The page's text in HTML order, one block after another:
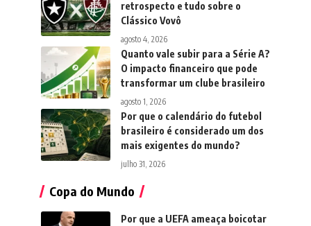
retrospecto e tudo sobre o
Clássico Vovô
agosto 4, 2026
Quanto vale subir para a Série A?
O impacto financeiro que pode
transformar um clube brasileiro
agosto 1, 2026
Por que o calendário do futebol
brasileiro é considerado um dos
mais exigentes do mundo?
julho 31, 2026
Copa do Mundo
Por que a UEFA ameaça boicotar